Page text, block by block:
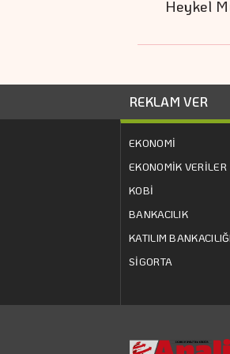
Heykel
REKLAM VER
EKONOMİ
EKONOMİK VERİLER
KOBİ
BANKACILIK
KATILIM BANKACILIĞI
SİGORTA